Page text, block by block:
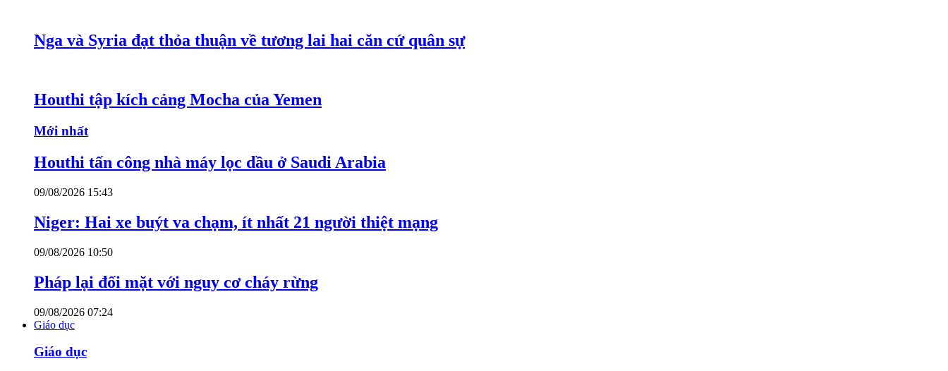
Nga và Syria đạt thỏa thuận về tương lai hai căn cứ quân sự
Houthi tập kích cảng Mocha của Yemen
Mới nhất
Houthi tấn công nhà máy lọc dầu ở Saudi Arabia
09/08/2026 15:43
Niger: Hai xe buýt va chạm, ít nhất 21 người thiệt mạng
09/08/2026 10:50
Pháp lại đối mặt với nguy cơ cháy rừng
09/08/2026 07:24
Giáo dục
Giáo dục